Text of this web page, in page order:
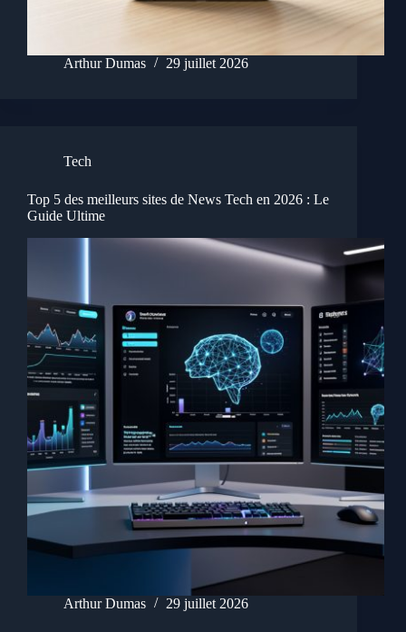
Arthur Dumas 29 juillet 2026
Tech
Top 5 des meilleurs sites de News Tech en 2026 : Le
Guide Ultime
Arthur Dumas 29 juillet 2026